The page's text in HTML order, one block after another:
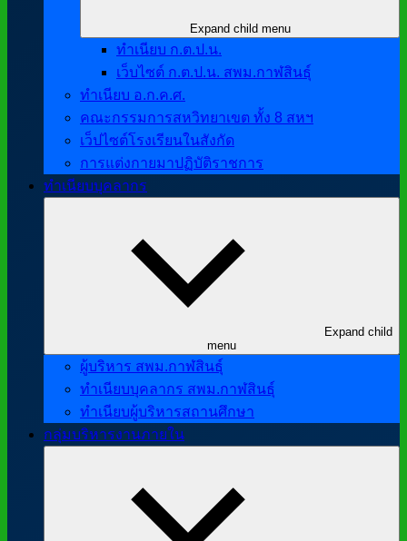
Expand child menu
ทำเนียบ ก.ต.ป.น.
เว็บไซต์ ก.ต.ป.น. สพม.กาฬสินธุ์
ทำเนียบ อ.ก.ค.ศ.
คณะกรรมการสหวิทยาเขต ทั้ง 8 สหฯ
เว็ปไซต์โรงเรียนในสังกัด
การแต่งกายมาปฏิบัติราชการ
ทำเนียบบุคลากร
Expand child
menu
ผู้บริหาร สพม.กาฬสินธุ์
ทำเนียบบุคลากร สพม.กาฬสินธุ์
ทำเนียบผู้บริหารสถานศึกษา
กลุ่มบริหารงานภายใน